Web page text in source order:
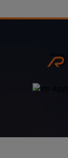
Range Rover